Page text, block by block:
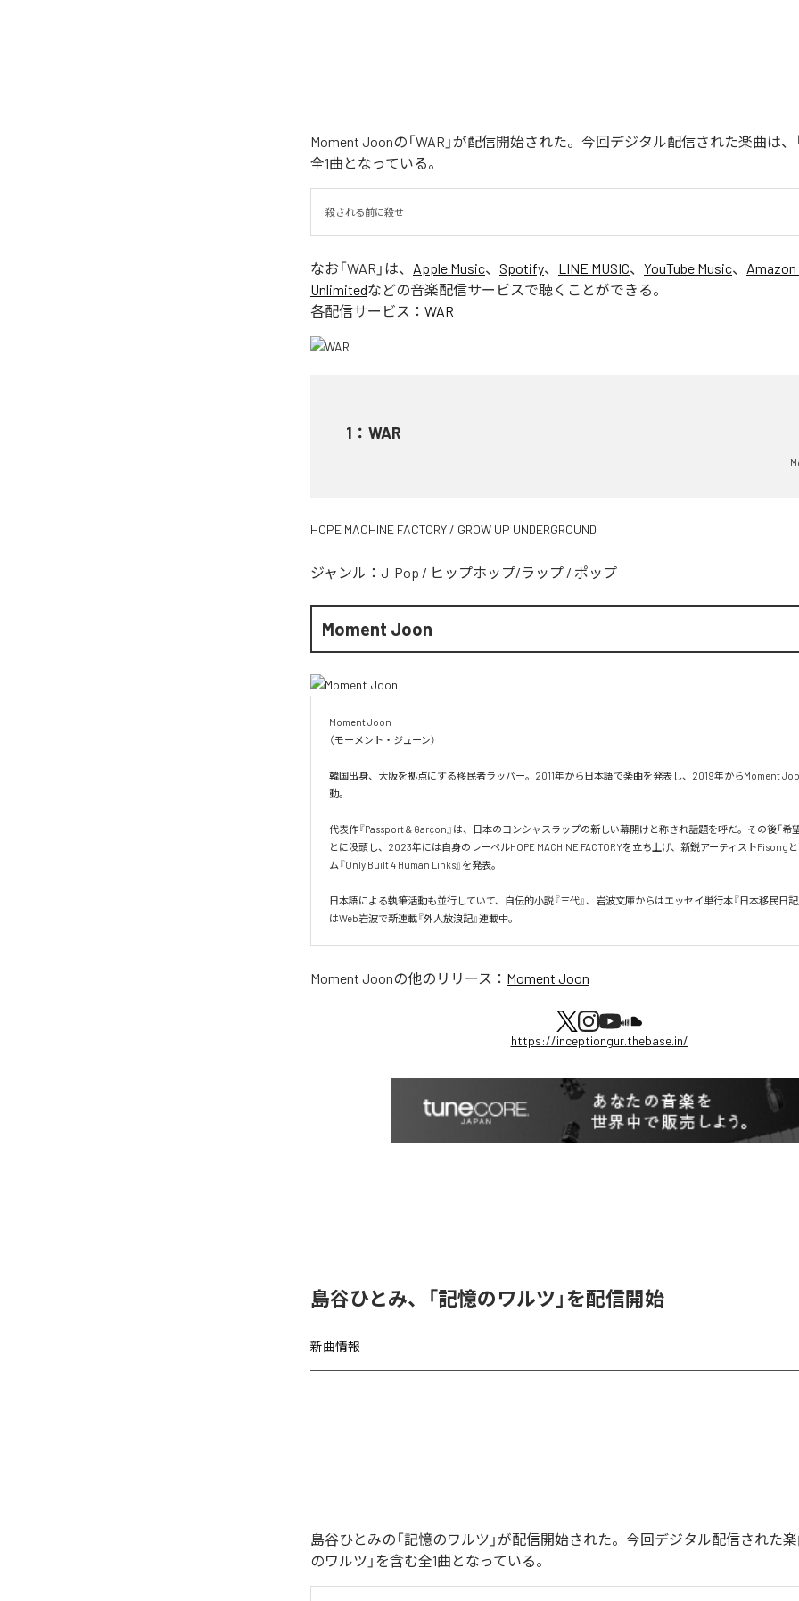
Moment Joonの「WAR」が配信開始された。今回デジタル配信された楽曲は、
全1曲となっている。
殺される前に殺せ
なお「WAR 」は、 Apple Music、 Spotify、 LINE MUSIC、 YouTube Music、
Unlimitedなどの音楽配信サービスで聴くことができる。
各配信サービス： WAR
1 ： WAR
HOPE MACHINE FACTORY / GROW UP UNDERGROUND
ジャンル： J-Pop / ヒップホップ/ラップ / ポップ
Moment Joon
Moment Joon
（モーメント・ジューン）
韓国出身、大阪を拠点にする移民者ラッパー。2011年から日本語で楽曲を発表し、2019年からMoment
動。
代表作『Passport & Garçon』は、日本のコンシャスラップの新しい幕開けと称され話題を呼だ。その後「希
とに没頭し、2023年には自身のレーベルHOPE MACHINE FACTORYを立ち上げ、新鋭アーティストFisong
ム『Only Built 4 Human Links』を発表。
日本語による執筆活動も並行していて、自伝的小説『三代』、岩波文庫からはエッセイ単行本『日本移民日
はWeb岩波で新連載『外人放浪記』連載中。
Moment Joonの他のリリース： Moment Joon
https://inceptiongur.thebase.in/
島谷ひとみ、「記憶のワルツ」を配信開始
新曲情報
島谷ひとみの「記憶のワルツ」が配信開始された。今回デジタル配信された楽
のワルツ」を含む全1曲となっている。